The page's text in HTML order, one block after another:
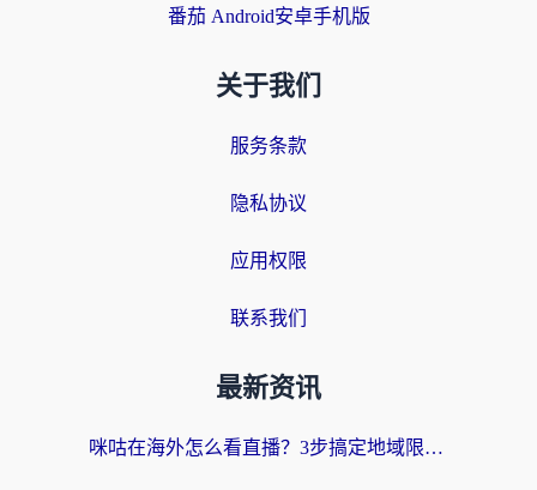
番茄 Android安卓手机版
关于我们
服务条款
隐私协议
应用权限
联系我们
最新资讯
咪咕在海外怎么看直播？3步搞定地域限制，还能畅看腾讯视频与国内热剧